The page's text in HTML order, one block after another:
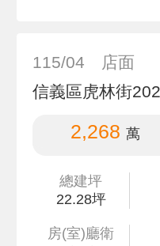
115/04
店面
信義區虎林街
2,268 萬
總建坪
22.28坪
房(室)廳衛